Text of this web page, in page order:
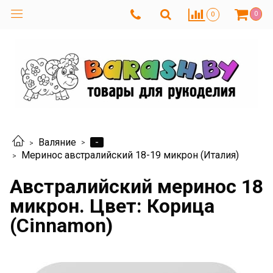
0 0
Валяние
-
Меринос австралийский 18-19 микрон (Италия)
Австралийский меринос 18
микрон. Цвет: Корица
(Cinnamon)